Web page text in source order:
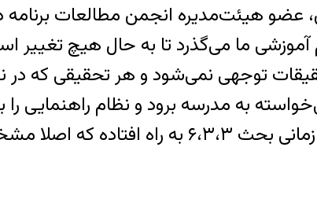
هیئت‌مدیره انجمن مطالعات برنامه
ما می‌گذرد تا به حال هیچ تغییر
توجهی نمی‌شود و هر تحقیقی که
به مدرسه برود و نظام راهنمایی
بر چه اساسی داده شده است.»